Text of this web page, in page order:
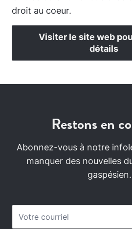
droit au coeur.
Visiter le site web
détails
Restons en
Abonnez-vous à notre
manquer des nouvelles
gaspésien.